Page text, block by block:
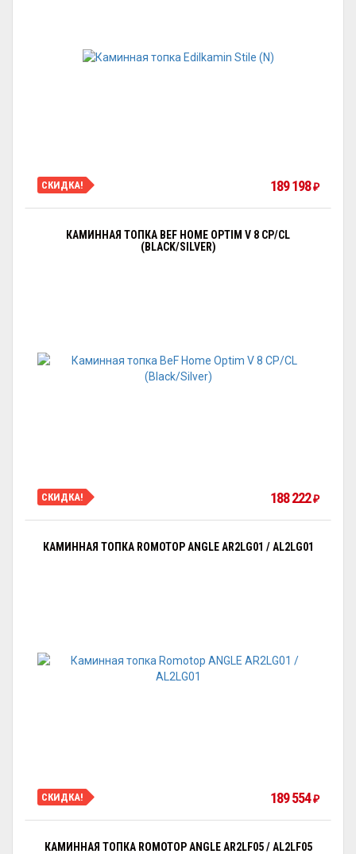
СКИДКА! 189 198₽
КАМИННАЯ ТОПКА BEF HOME OPTIM V 8 CP/CL
(BLACK/SILVER)
СКИДКА! 188 222₽
КАМИННАЯ ТОПКА ROMOTOP ANGLE AR2LG01 / AL2LG01
СКИДКА! 189 554₽
КАМИННАЯ ТОПКА ROMOTOP ANGLE AR2LF05 / AL2LF05